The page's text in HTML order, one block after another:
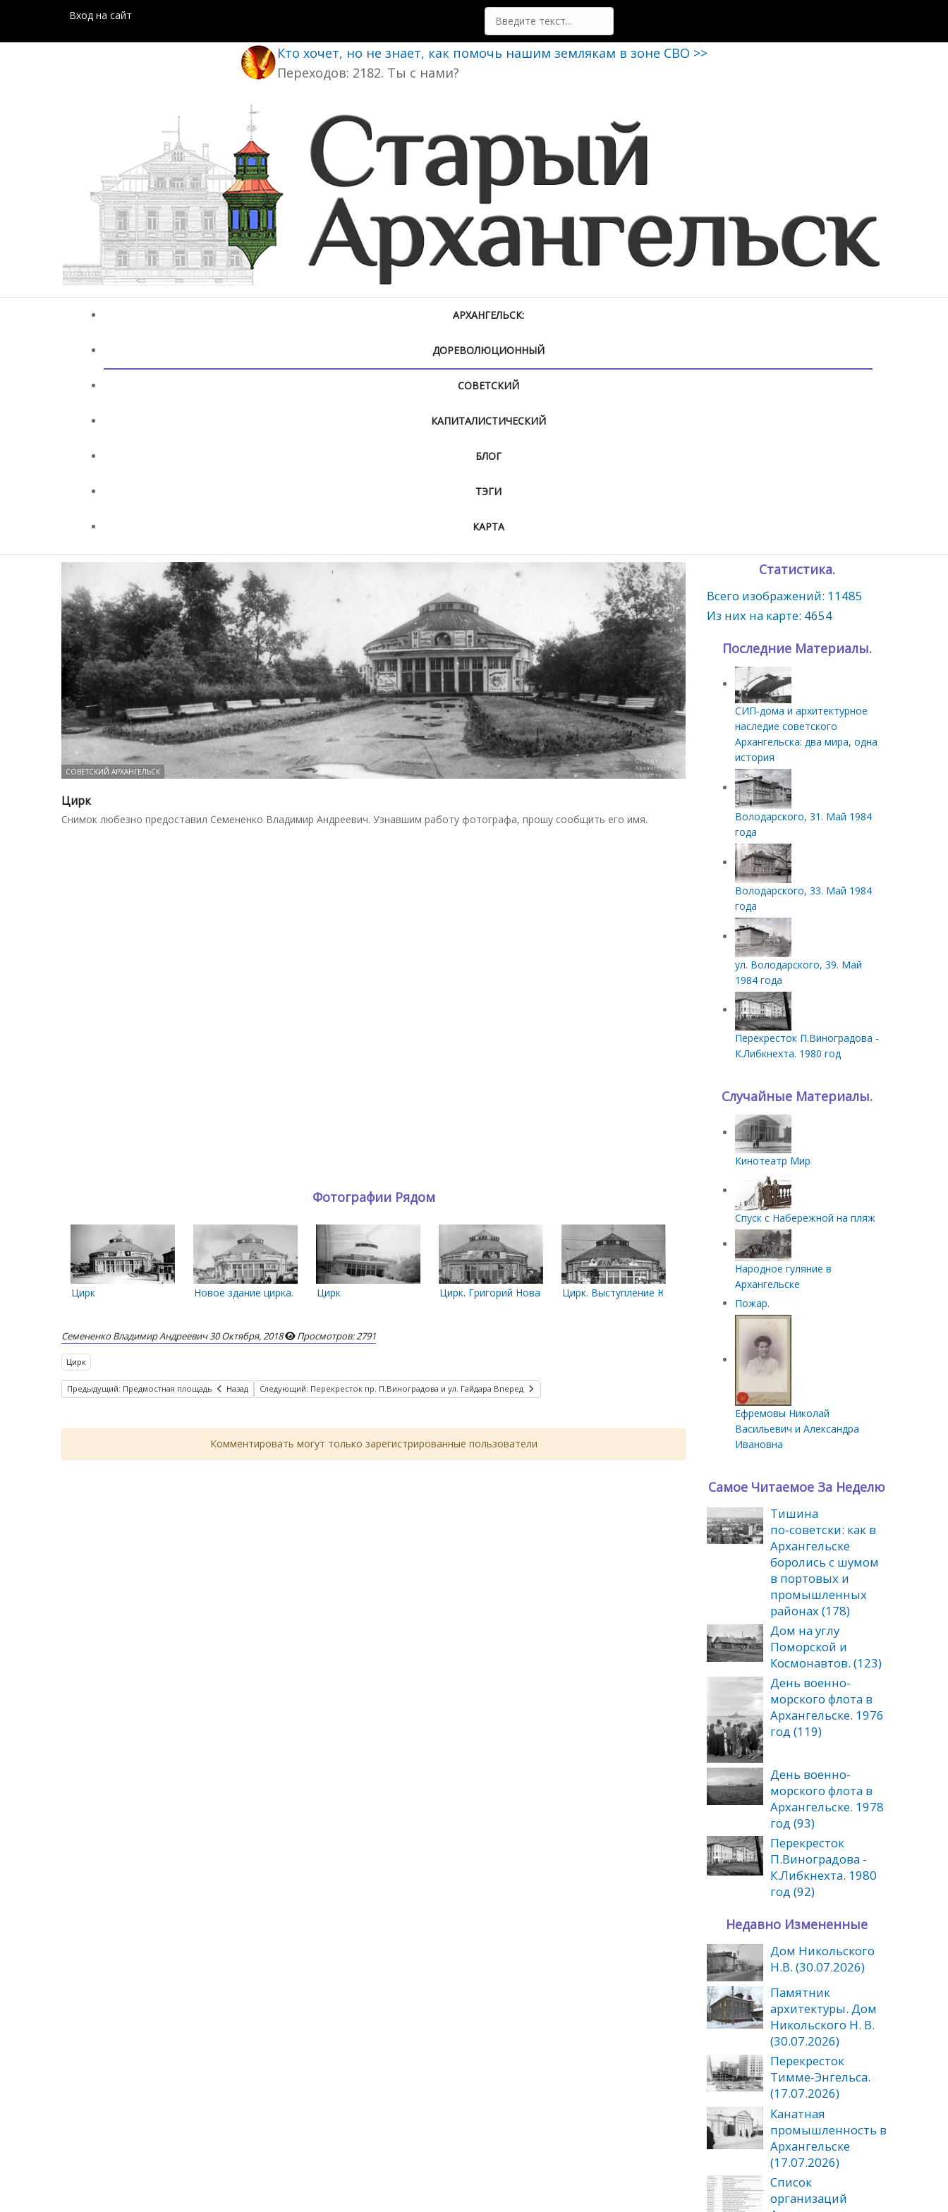
Вход на сайт Поиск
Кто хочет, но не знает, как помочь нашим землякам в зоне СВО >>
Переходов: 2182. Ты с нами?
АРХАНГЕЛЬСК:
ДОРЕВОЛЮЦИОННЫЙ
СОВЕТСКИЙ
КАПИТАЛИСТИЧЕСКИЙ
БЛОГ
ТЭГИ
КАРТА
СОВЕТСКИЙ АРХАНГЕЛЬСК
Цирк
Снимок любезно предоставил Семененко Владимир Андреевич. Узнавшим работу фотографа, прошу сообщить его имя.
Фотографии Рядом
Цирк Новое здание цирка. 1962 год.
Цирк Цирк. Григорий Новак с сыновьямиЦирк. Выступление Юрия Дурова
Семененко Владимир Андреевич 30 Октября, 2018 Просмотров: 2791
Цирк
Предыдущий: Предмостная площадь Назад Следующий: Перекресток пр. П.Виноградова и ул. Гайдара Вперед
Комментировать могут только зарегистрированные пользователи
Статистика.
Всего изображений: 11485
Из них на карте: 4654
Последние Материалы.
СИП‑дома и архитектурное
наследие советского
Архангельска: два мира, одна
история
Володарского, 31. Май 1984
года
Володарского, 33. Май 1984
года
ул. Володарского, 39. Май
1984 года
Перекресток П.Виноградова -
К.Либкнехта. 1980 год
Случайные Материалы.
Кинотеатр Мир
Спуск с Набережной на пляж
Народное гуляние в
Архангельске
Пожар.
Ефремовы Николай
Васильевич и Александра
Ивановна
Самое Читаемое За Неделю
Тишина
по‑советски: как в
Архангельске
боролись с шумом
в портовых и
промышленных
районах (178)
Дом на углу
Поморской и
Космонавтов. (123)
День военно-
морского флота в
Архангельске. 1976
год (119)
День военно-
морского флота в
Архангельске. 1978
год (93)
Перекресток
П.Виноградова -
К.Либкнехта. 1980
год (92)
Недавно Измененные
Дом Никольского
Н.В. (30.07.2026)
Памятник
архитектуры. Дом
Никольского Н. В.
(30.07.2026)
Перекресток
Тимме-Энгельса.
(17.07.2026)
Канатная
промышленность в
Архангельске
(17.07.2026)
Список
организаций